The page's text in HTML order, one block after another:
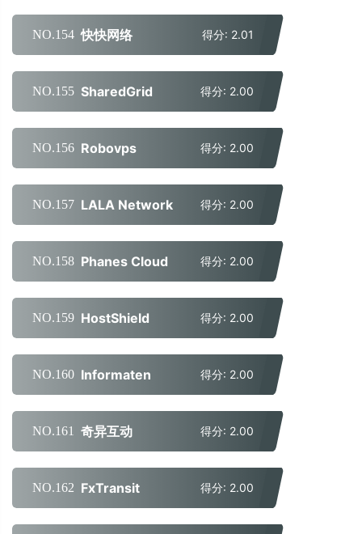
NO.154 快快网络 得分: 2.01
NO.155 SharedGrid 得分: 2.00
NO.156 Robovps 得分: 2.00
NO.157 LALA Network 得分: 2.00
NO.158 Phanes Cloud 得分: 2.00
NO.159 HostShield 得分: 2.00
NO.160 Informaten 得分: 2.00
NO.161 奇异互动 得分: 2.00
NO.162 FxTransit 得分: 2.00